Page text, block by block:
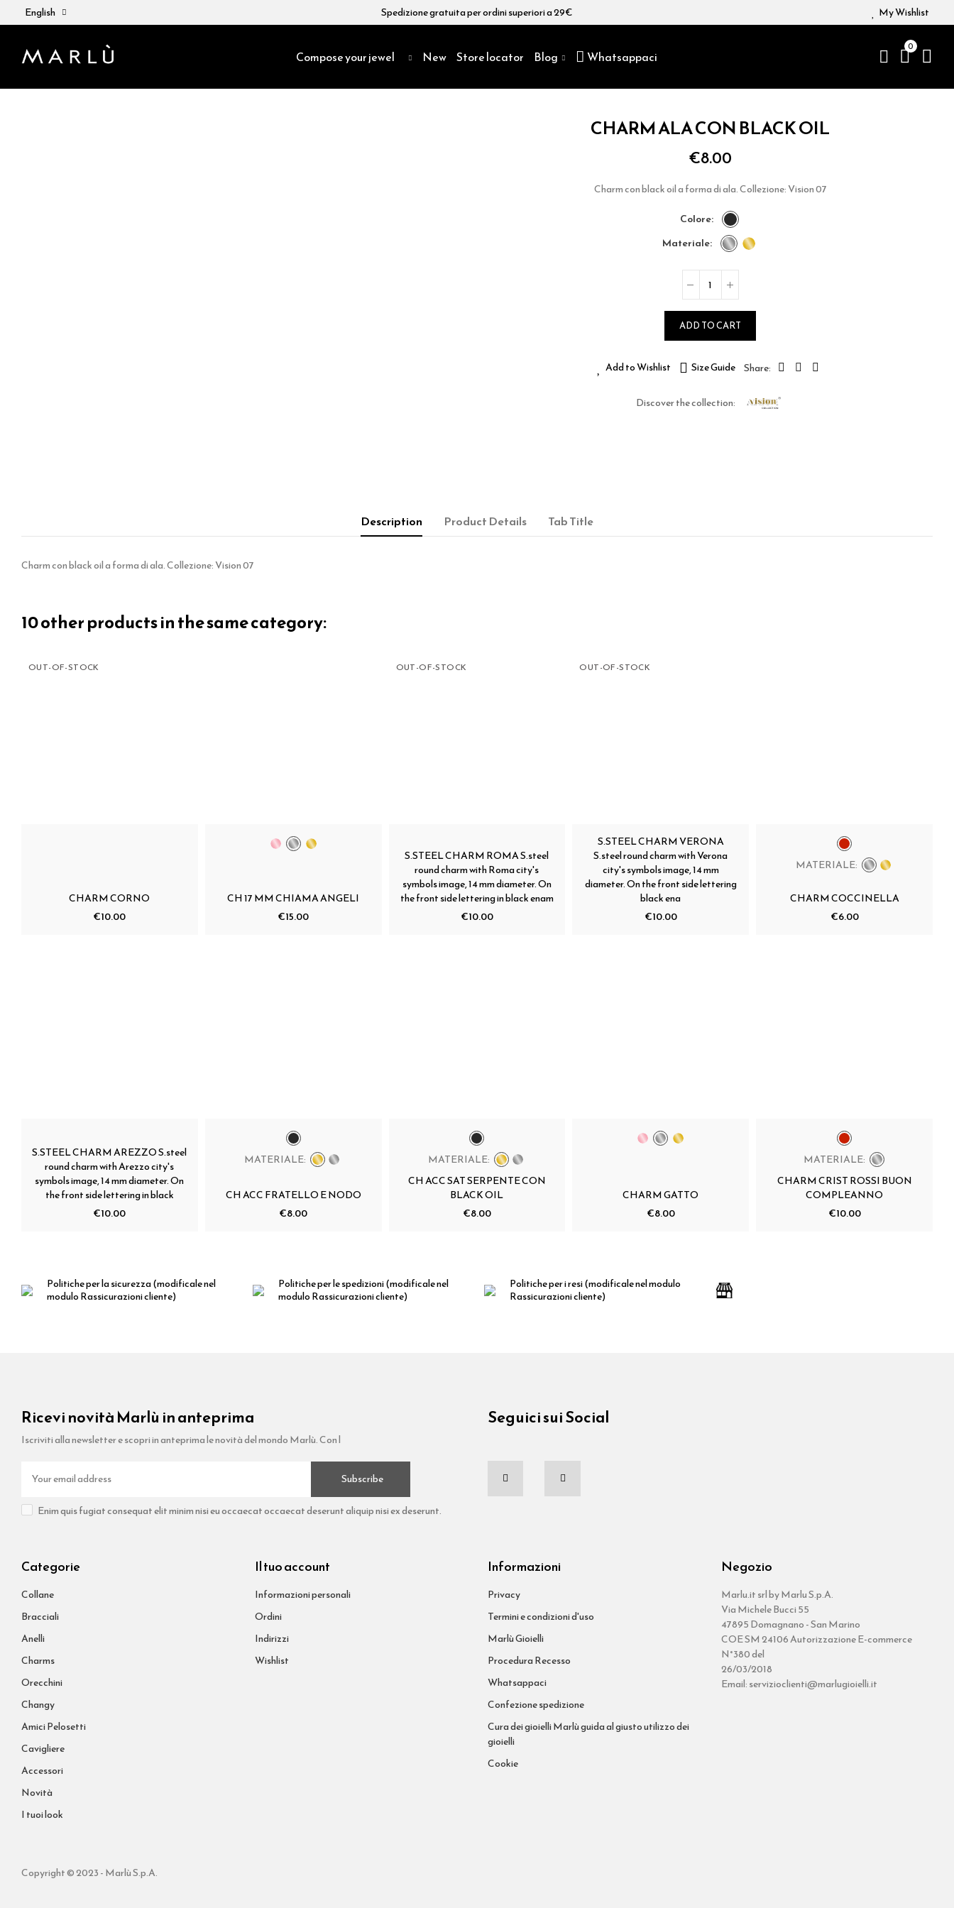
English Spedizione gratuita per ordini superiori a 29€ My Wishlist
Compose your jewel New Store locator Blog Whatsappaci
0
CHARM ALA CON BLACK OIL
€8.00
Charm con black oil a forma di ala. Collezione: Vision 07
colore
materiale
ADD TO CART
Add to Wishlist Size Guide
Discover the collection:
Description Product Details Tab Title
Charm con black oil a forma di ala. Collezione: Vision 07
10 other products in the same category:
OUT-OF-STOCK
CHARM CORNO
€10.00
CH 17 MM CHIAMA ANGELI
€15.00
OUT-OF-STOCK
S.STEEL CHARM ROMA S.steel
round charm with Roma city's
symbols image, 14 mm diameter. On
the front side lettering in black enam
€10.00
OUT-OF-STOCK
S.STEEL CHARM VERONA
S.steel round charm with Verona
city's symbols image, 14 mm
diameter. On the front side lettering
black ena
€10.00
MATERIALE:
CHARM COCCINELLA
€6.00
S.STEEL CHARM AREZZO S.steel
round charm with Arezzo city's
symbols image, 14 mm diameter. On
the front side lettering in black
€10.00
MATERIALE:
CH ACC FRATELLO E NODO
€8.00
MATERIALE:
CH ACC SAT SERPENTE CON
BLACK OIL
€8.00
CHARM GATTO
€8.00
MATERIALE:
CHARM CRIST ROSSI BUON
COMPLEANNO
€10.00
Politiche per la sicurezza(modificale nel
modulo Rassicurazioni cliente)
Politiche per le spedizioni(modificale nel
modulo Rassicurazioni cliente)
Politiche per i resi(modificale nel modulo
Rassicurazioni cliente)
Ricevi novità Marlù in anteprima
Iscriviti alla newsletter e scopri in anteprima le novità del mondo Marlù. Con l
Subscribe
Enim quis fugiat consequat elit minim nisi eu occaecat occaecat deserunt aliquip nisi ex deserunt.
Seguici sui Social
Categorie
Collane
Bracciali
Anelli
Charms
Orecchini
Changy
Amici Pelosetti
Cavigliere
Accessori
Novità
I tuoi look
Il tuo account
Informazioni personali
Ordini
Indirizzi
Wishlist
Informazioni
Privacy
Termini e condizioni d'uso
Marlù Gioielli
Procedura Recesso
Whatsappaci
Confezione spedizione
Cura dei gioielli Marlù guida al giusto utilizzo dei
gioielli
Cookie
Negozio
Marlu.it srl by Marlu S.p.A.
Via Michele Bucci 55
47895 Domagnano - San Marino
COE SM 24106 Autorizzazione E-commerce
N°380 del
26/03/2018
Email: servizioclienti@marlugioielli.it
Copyright © 2023 - Marlù S.p.A.